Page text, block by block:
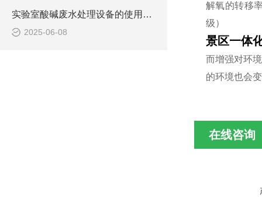
实验室酸碱废水处理设备的使用可提高生态环保
2025-06-08
解氧的转移
级）
景区一体
而增强对环
的环境也会
在线咨询